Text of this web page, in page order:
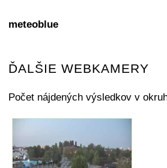
meteoblue
ĎALŠIE WEBKAMERY
Počet nájdených výsledkov v